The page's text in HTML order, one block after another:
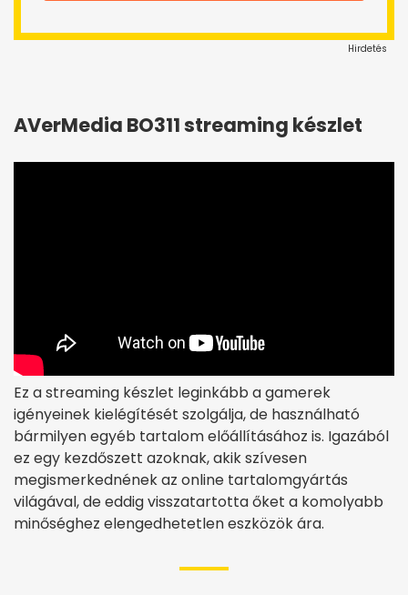
Hirdetés
AVerMedia BO311 streaming készlet
Ez a streaming készlet leginkább a gamerek
igényeinek kielégítését szolgálja, de használható
bármilyen egyéb tartalom előállításához is. Igazából
ez egy kezdőszett azoknak, akik szívesen
megismerkednének az online tartalomgyártás
világával, de eddig visszatartotta őket a komolyabb
minőséghez elengedhetetlen eszközök ára.